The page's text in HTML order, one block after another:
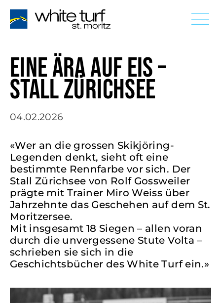
EINE ÄRA AUF EIS –
STALL ZÜRICHSEE
04.02.2026
«Wer an die grossen Skikjöring-
Legenden denkt, sieht oft eine
bestimmte Rennfarbe vor sich. Der
Stall Zürichsee von Rolf Gossweiler
prägte mit Trainer Miro Weiss über
Jahrzehnte das Geschehen auf dem St.
Moritzersee.
Mit insgesamt 18 Siegen – allen voran
durch die unvergessene Stute Volta –
schrieben sie sich in die
Geschichtsbücher des White Turf ein.»